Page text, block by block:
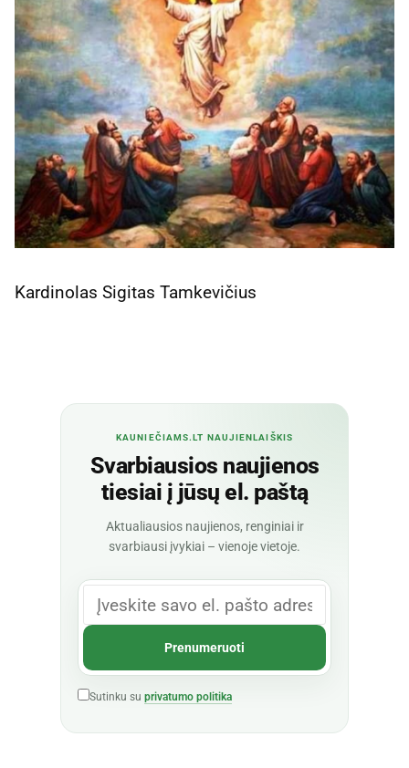
Kardinolas Sigitas Tamkevičius
KAUNIEČIAMS.LT NAUJIENLAIŠKIS
Svarbiausios naujienos
tiesiai į jūsų el. paštą
Aktualiausios naujienos, renginiai ir
svarbiausi įvykiai – vienoje vietoje.
Sutinku su privatumo politika